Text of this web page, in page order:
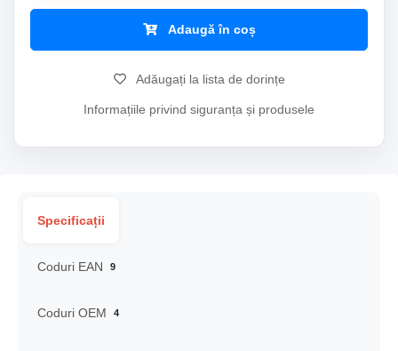
Adaugă în coș
Adăugați la lista de dorințe
Informațiile privind siguranța și produsele
Specificații
Coduri EAN 9
Coduri OEM 4